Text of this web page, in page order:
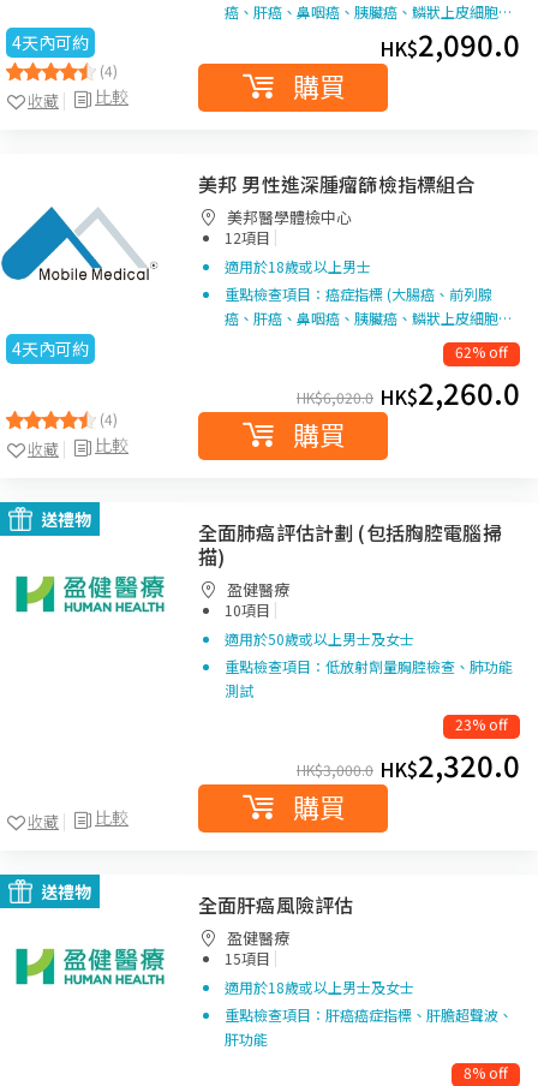
4天內可約
(4)
比較
收藏
癌、肝癌、鼻咽癌、胰臟癌、鱗狀上皮細胞…
HK$2,090.0
購買
4天內可約
(4)
比較
收藏
美邦 男性進深腫瘤篩檢指標組合
美邦醫學體檢中心
12項目 |
適用於18歲或以上男士
重點檢查項目：癌症指標 (大腸癌、前列腺
癌、肝癌、鼻咽癌、胰臟癌、鱗狀上皮細胞…
62% off
HK$6,020.0 HK$2,260.0
購買
送禮物
比較
收藏
全面肺癌評估計劃 (包括胸腔電腦掃
描)
盈健醫療
10項目 |
適用於50歲或以上男士及女士
重點檢查項目：低放射劑量胸腔檢查、肺功能
測試
23% off
HK$3,000.0 HK$2,320.0
購買
送禮物 全面肝癌風險評估
盈健醫療
15項目 |
適用於18歲或以上男士及女士
重點檢查項目：肝癌癌症指標、肝膽超聲波、
肝功能
8% off